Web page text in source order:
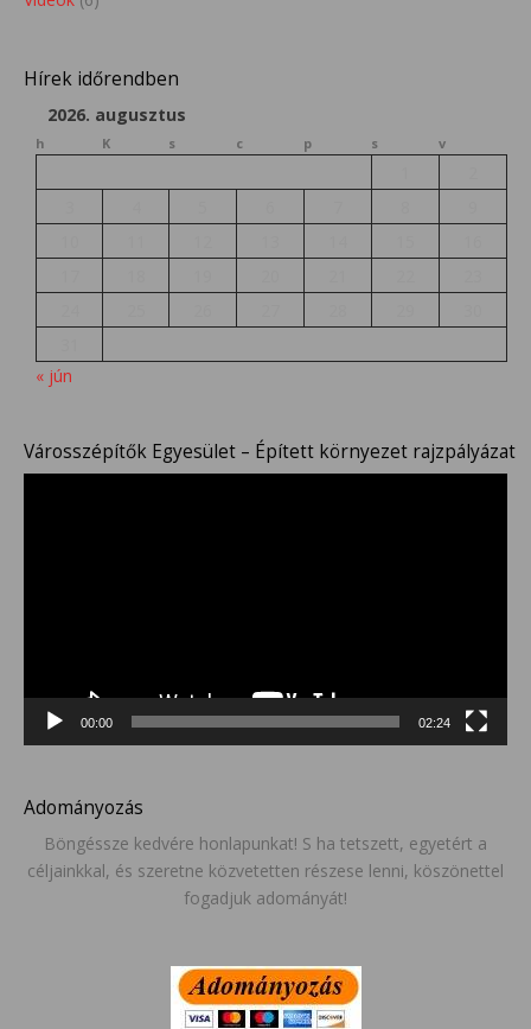
Hírek időrendben
2026. augusztus
h K s c p s v
« jún
Városszépítők Egyesület – Épített környezet rajzpályázat
00:00 02:24
Adományozás
Böngéssze kedvére honlapunkat! S ha tetszett, egyetért a
céljainkkal, és szeretne közvetetten részese lenni, köszönettel
fogadjuk adományát!